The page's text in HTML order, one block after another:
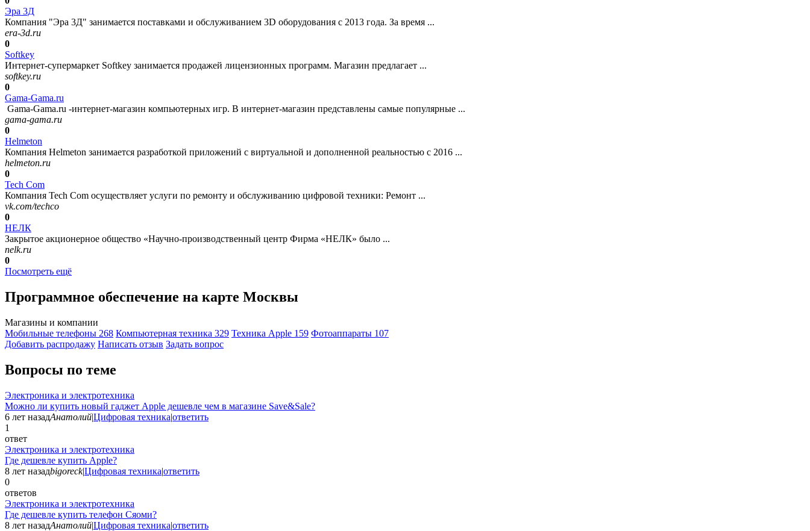
Эра 3Д
Компания "Эра 3Д" занимается поставками и обслуживанием 3D оборудования с 2013 года. За время ...
era-3d.ru
0
Softkey
Интернет-супермаркет Softkey занимается продажей лицензионных программ. Магазин предлагает ...
softkey.ru
0
Gama-Gama.ru
Gama-Gama.ru -интернет-магазин компьютерных игр. В интернет-магазин представлены самые популярные ...
gama-gama.ru
0
Helmeton
Компания Helmeton занимается разработкой приложений с виртуальной и дополненной реальностью с 2016 ...
helmeton.ru
0
Tech Com
Компания Tech Com осуществляет услуги по ремонту и обслуживанию цифровой техники: Ремонт ...
vk.com/techco
0
НЕЛК
Закрытое акционерное общество «Научно-производственный центр Фирма «НЕЛК» было ...
nelk.ru
0
Посмотреть ещё
Программное обеспечение на карте Москвы
Магазины и компании
Мобильные телефоны 268 Компьютерная техника 329 Техника Apple 159 Фотоаппараты 107
Добавить раcпродажу Написать отзыв Задать вопрос
Вопросы по теме
Электроника и электротехника
Можно ли купить новый гаджет Apple дешевле чем в магазине Save&Sale?
6 лет назадАнатолий|Цифровая техника|ответить
1
ответ
Электроника и электротехника
Где дешевле купить Apple?
8 лет назадbigoreck|Цифровая техника|ответить
0
ответов
Электроника и электротехника
Где дешевле купить телефон Сяоми?
8 лет назадАнатолий|Цифровая техника|ответить